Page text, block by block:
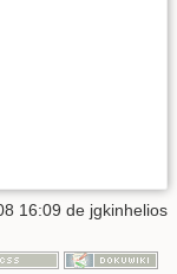
16:09 de jgkinhelios